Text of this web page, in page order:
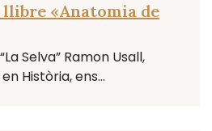
«Anatomia de
Selva” Ramon Usall,
Història, ens...